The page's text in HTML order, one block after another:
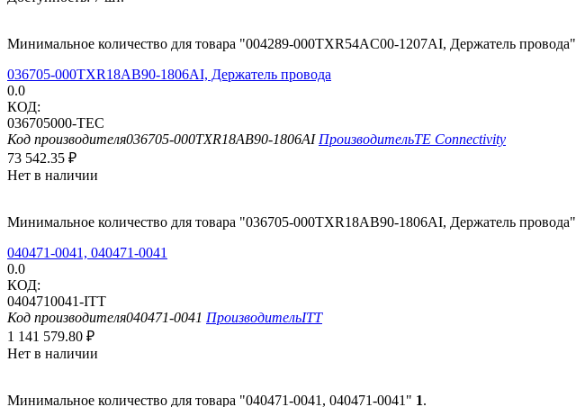
Минимальное количество для товара "004289-000TXR54AC00-1207AI, Держатель провода"
036705-000TXR18AB90-1806AI, Держатель провода
0.0
КОД:
036705000-TEC
Код производителя036705-000TXR18AB90-1806AI ПроизводительTE Connectivity
73 542.35 ₽
Нет в наличии
Минимальное количество для товара "036705-000TXR18AB90-1806AI, Держатель провода"
040471-0041, 040471-0041
0.0
КОД:
0404710041-ITT
Код производителя040471-0041 ПроизводительITT
1 141 579.80 ₽
Нет в наличии
Минимальное количество для товара "040471-0041, 040471-0041" 1.